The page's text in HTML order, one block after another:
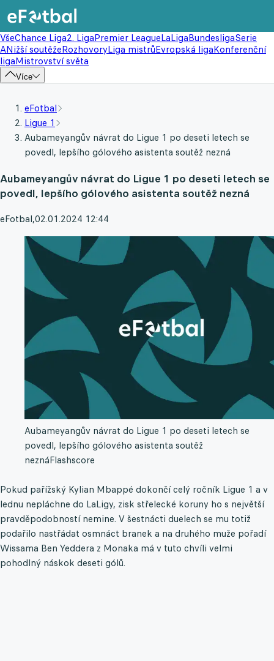
VšeChance Liga2. LigaPremier LeagueLaLigaBundesligaSerie
ANižší soutěžeRozhovoryLiga mistrůEvropská ligaKonferenční
ligaMistrovství světa
Více
eFotbal
Ligue 1
Aubameyangův návrat do Ligue 1 po deseti letech se
povedl, lepšího gólového asistenta soutěž nezná
Aubameyangův návrat do Ligue 1 po deseti letech se
povedl, lepšího gólového asistenta soutěž nezná
eFotbal,02.01.2024 12:44
Aubameyangův návrat do Ligue 1 po deseti letech se
povedl, lepšího gólového asistenta soutěž
neznáFlashscore
Pokud pařížský Kylian Mbappé dokončí celý ročník Ligue 1 a v
lednu nepláchne do LaLigy, zisk střelecké koruny ho s největší
pravděpodobností nemine. V šestnácti duelech se mu totiž
podařilo nastřádat osmnáct branek a na druhého muže pořadí
Wissama Ben Yeddera z Monaka má v tuto chvíli velmi
pohodlný náskok deseti gólů.